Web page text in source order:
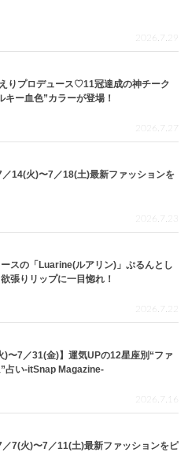
2026.7.29
りプロデュース♡11冠達成の神チーク
キー血色”カラーが登場！
2026.7.27
／14(火)〜7／18(土)最新ファッションを
2026.7.23
スの「Luarine(ルアリン)」ぷるんとし
張りリップに一目惚れ！
2026.7.22
)〜7／31(金)】運気UPの12星座別“ファ
占い-itSnap Magazine-
2026.7.16
／7(火)〜7／11(土)最新ファッションをピ